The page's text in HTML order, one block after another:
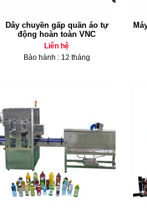
Dây chuyền gấp quần áo tự
động hoàn toàn VNC
Liên hệ
Bảo hành : 12 tháng